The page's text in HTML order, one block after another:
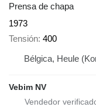
Prensa de chapa
1973
Tensión 400
Bélgica, Heule
Vebim NV